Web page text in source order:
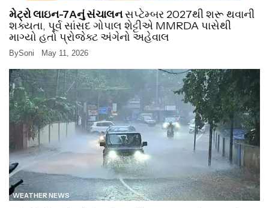
મેટ્રો લાઇન-7Aનું સંચાલનસપ્ટેમ્બર 2027થી શરૂ થવાની
શક્યતા, પૂર્વ સાંસદ ગોપાલ શેટ્ટીએ MMRDA પાસેથી
માગ્યો હતો પ્રોજેક્ટ અંગેનો અહેવાલ
BySoni May 11, 2026
WEATHER NEWS